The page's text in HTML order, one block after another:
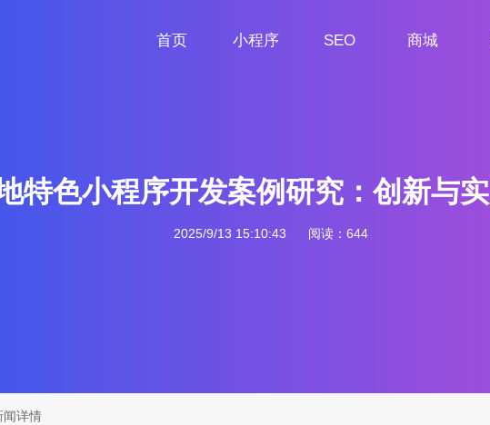
首页
小程序
SEO
商城
特色小程序开发案例研究：创新与实
2025/9/13 15:10:43 阅读：644
闻详情